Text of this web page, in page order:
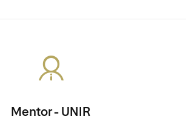
Mentor - UNIR